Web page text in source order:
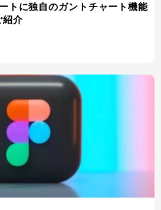
トに独自のガントチャート機能
紹介